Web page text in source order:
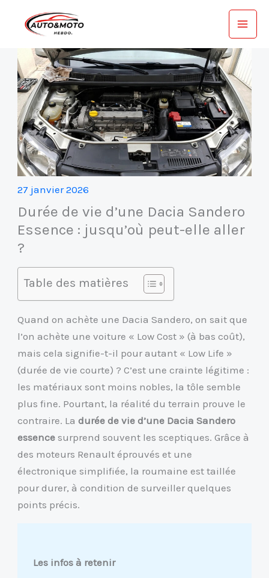
27 janvier 2026
Durée de vie d’une Dacia Sandero
Essence : jusqu’où peut-elle aller
?
Table des matières
Quand on achète une Dacia Sandero, on sait que
l’on achète une voiture « Low Cost » (à bas coût),
mais cela signifie-t-il pour autant « Low Life »
(durée de vie courte) ? C’est une crainte légitime :
les matériaux sont moins nobles, la tôle semble
plus fine. Pourtant, la réalité du terrain prouve le
contraire. Ladurée de vie d’une Dacia Sandero
essence surprend souvent les sceptiques. Grâce à
des moteurs Renault éprouvés et une
électronique simplifiée, la roumaine est taillée
pour durer, à condition de surveiller quelques
points précis.
Les infos à retenir